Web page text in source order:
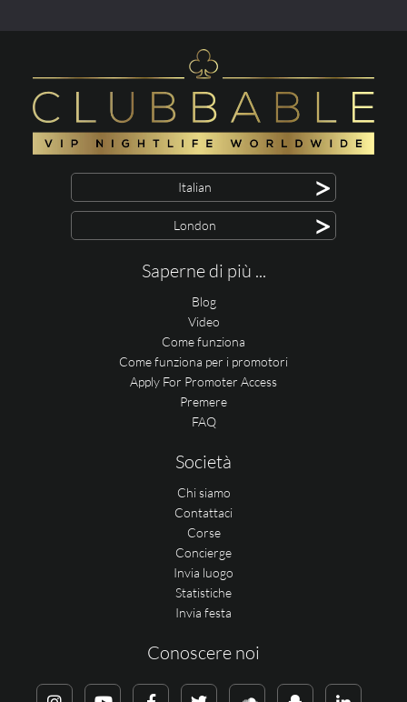
Italian >
London >
Saperne di più ...
Blog
Video
Come funziona
Come funziona per i promotori
Apply For Promoter Access
Premere
FAQ
Società
Chi siamo
Contattaci
Corse
Concierge
Invia luogo
Statistiche
Invia festa
Conoscere noi